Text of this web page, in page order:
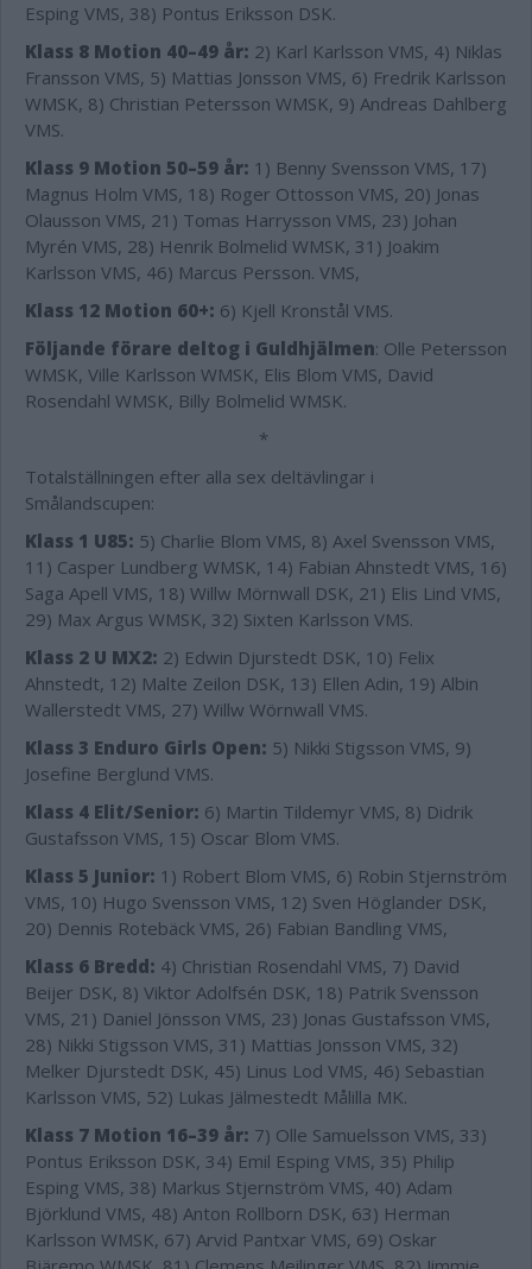
Esping VMS, 38) Pontus Eriksson DSK.
Klass 8 Motion 40–49 år: 2) Karl Karlsson VMS, 4) Niklas
Fransson VMS, 5) Mattias Jonsson VMS, 6) Fredrik Karlsson
WMSK, 8) Christian Petersson WMSK, 9) Andreas Dahlberg
VMS.
Klass 9 Motion 50–59 år: 1) Benny Svensson VMS, 17)
Magnus Holm VMS, 18) Roger Ottosson VMS, 20) Jonas
Olausson VMS, 21) Tomas Harrysson VMS, 23) Johan
Myrén VMS, 28) Henrik Bolmelid WMSK, 31) Joakim
Karlsson VMS, 46) Marcus Persson. VMS,
Klass 12 Motion 60+: 6) Kjell Kronstål VMS.
Följande förare deltog i Guldhjälmen: Olle Petersson
WMSK, Ville Karlsson WMSK, Elis Blom VMS, David
Rosendahl WMSK, Billy Bolmelid WMSK.
*
Totalställningen efter alla sex deltävlingar i
Smålandscupen:
Klass 1 U85: 5) Charlie Blom VMS, 8) Axel Svensson VMS,
11) Casper Lundberg WMSK, 14) Fabian Ahnstedt VMS, 16)
Saga Apell VMS, 18) Willw Mörnwall DSK, 21) Elis Lind VMS,
29) Max Argus WMSK, 32) Sixten Karlsson VMS.
Klass 2 U MX2: 2) Edwin Djurstedt DSK, 10) Felix
Ahnstedt, 12) Malte Zeilon DSK, 13) Ellen Adin, 19) Albin
Wallerstedt VMS, 27) Willw Wörnwall VMS.
Klass 3 Enduro Girls Open: 5) Nikki Stigsson VMS, 9)
Josefine Berglund VMS.
Klass 4 Elit/Senior: 6) Martin Tildemyr VMS, 8) Didrik
Gustafsson VMS, 15) Oscar Blom VMS.
Klass 5 Junior: 1) Robert Blom VMS, 6) Robin Stjernström
VMS, 10) Hugo Svensson VMS, 12) Sven Höglander DSK,
20) Dennis Rotebäck VMS, 26) Fabian Bandling VMS,
Klass 6 Bredd: 4) Christian Rosendahl VMS, 7) David
Beijer DSK, 8) Viktor Adolfsén DSK, 18) Patrik Svensson
VMS, 21) Daniel Jönsson VMS, 23) Jonas Gustafsson VMS,
28) Nikki Stigsson VMS, 31) Mattias Jonsson VMS, 32)
Melker Djurstedt DSK, 45) Linus Lod VMS, 46) Sebastian
Karlsson VMS, 52) Lukas Jälmestedt Målilla MK.
Klass 7 Motion 16–39 år: 7) Olle Samuelsson VMS, 33)
Pontus Eriksson DSK, 34) Emil Esping VMS, 35) Philip
Esping VMS, 38) Markus Stjernström VMS, 40) Adam
Björklund VMS, 48) Anton Rollborn DSK, 63) Herman
Karlsson WMSK, 67) Arvid Pantxar VMS, 69) Oskar